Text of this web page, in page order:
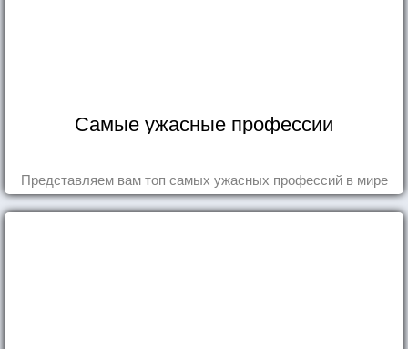
Самые ужасные профессии
Представляем вам топ самых ужасных профессий в мире